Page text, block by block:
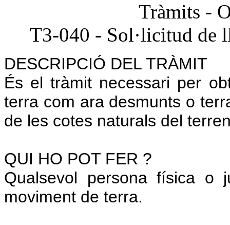
Tràmits -
T3-040 - Sol·licitud de
DESCRIPCIÓ DEL TRÀMIT
És el tràmit necessari per
terra com ara desmunts o
de les cotes naturals del
QUI HO POT FER ?
Qualsevol persona física o
moviment de terra.